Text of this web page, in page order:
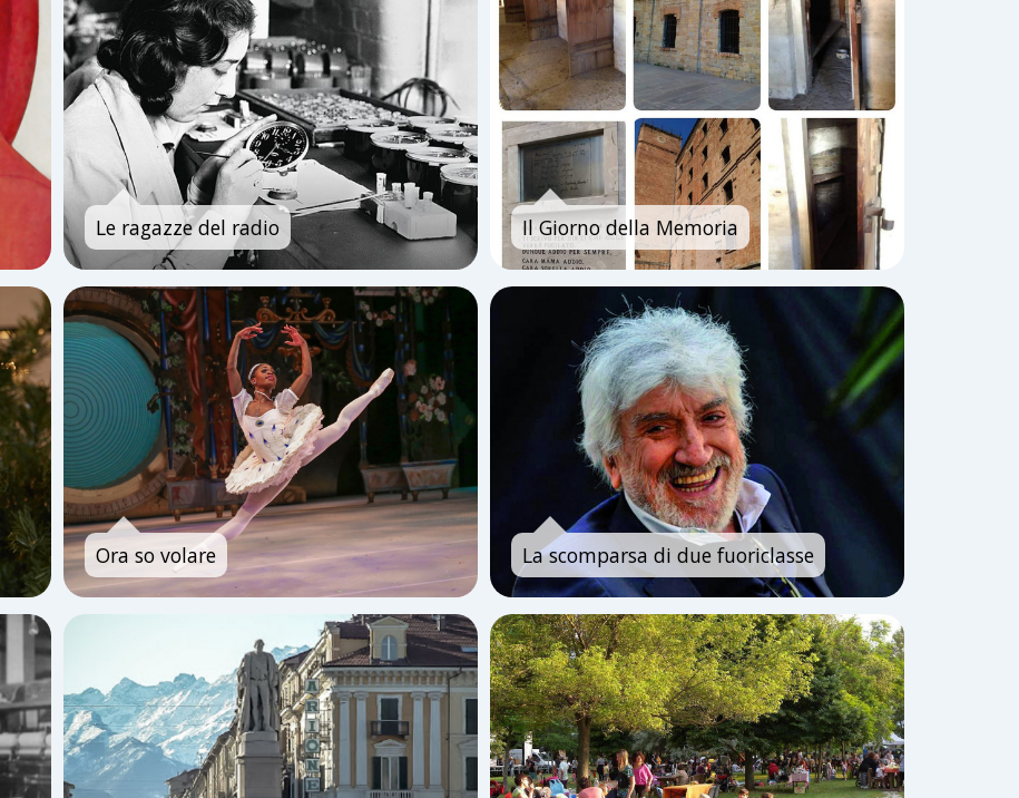
Le ragazze del radio Il Giorno della Memoria
Ora so volare La scomparsa di due fuoriclasse